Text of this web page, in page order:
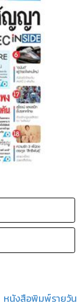
หนังสือพิมพ์รายวัน